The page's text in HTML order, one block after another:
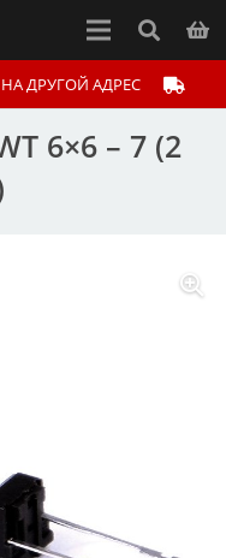
ДРУГОЙ АДРЕС
6×6 – 7 (2